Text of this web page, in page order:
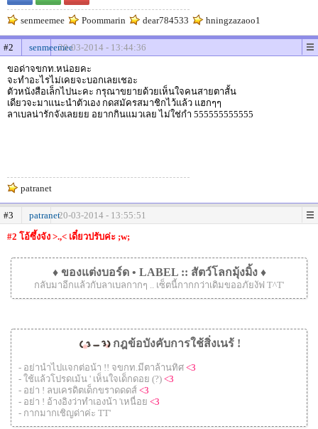
senmeemee Poommarin dear784533 hningzazaoo1
#2 senmeemee20-03-2014 - 13:44:36
ขอด่าจขกท.หน่อยคะ
จะทำอะไรไม่เคยจะบอกเลยเชอะ
ตัวหนังสือเล็กไปนะคะ กรุณาขยายด้วยเห็นใจคนสายตาสั้น
เดียวจะมาแนะนำตัวเอง กดสมัครสมาชิกไว้แล้ว แฮกๆๆ
ลาเบลน่ารักจังเลยยย อยากกินแมวเลย ไม่ใช่กำ 555555555555
patranet
#3 patranet20-03-2014 - 13:55:51
#2 โอ้ซึ้งจัง >.,< เดี๋ยวปรับค่ะ ;w;
♦ ของแต่งบอร์ด • LABEL :: สัตว์โลกมุ้งมิ้ง ♦
กลับมาอีกแล้วกับลาเบลกากๆ .. เซ็ตนี้กากกว่าเดิมขออภัยงัฟ T^T'
กฎข้อบังคับการใช้สิ่งเนร้ !
- อย่านำไปแจกต่อน้า !! จขกท.มีตาล้านทิศ <3
- ใช้แล้วโปรดเม้น ' เห็นใจเด็กดอย (?) <3
- อย่า ! ลบเครดิตเด็กขราดดดส์ <3
- อย่า ! อ้างอิงว่าทำเองน้า 'เหนื่อย <3
- กากมากเชิญด่าค่ะ TT'